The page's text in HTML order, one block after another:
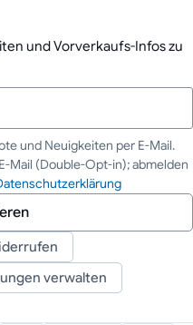
und Vorverkaufs-Infos zu
und Neuigkeiten per E-Mail.
Mail (Double-Opt-in); abmelden
verwalten